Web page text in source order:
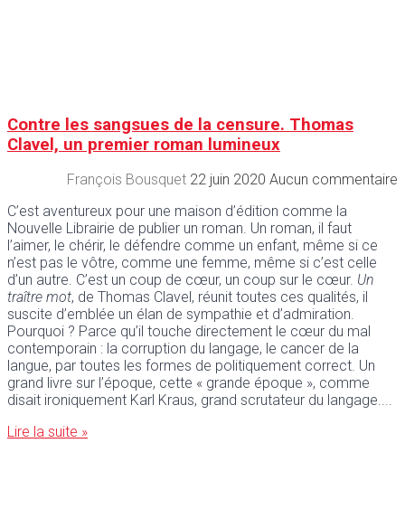
Contre les sangsues de la censure. Thomas
Clavel, un premier roman lumineux
François Bousquet 22 juin 2020 Aucun commentaire
C’est aventureux pour une maison d’édition comme la
Nouvelle Librairie de publier un roman. Un roman, il faut
l’aimer, le chérir, le défendre comme un enfant, même si ce
n’est pas le vôtre, comme une femme, même si c’est celle
d’un autre. C’est un coup de cœur, un coup sur le cœur. Un
traître mot, de Thomas Clavel, réunit toutes ces qualités, il
suscite d’emblée un élan de sympathie et d’admiration.
Pourquoi ? Parce qu’il touche directement le cœur du mal
contemporain : la corruption du langage, le cancer de la
langue, par toutes les formes de politiquement correct. Un
grand livre sur l’époque, cette « grande époque », comme
disait ironiquement Karl Kraus, grand scrutateur du langage.
Lire la suite »